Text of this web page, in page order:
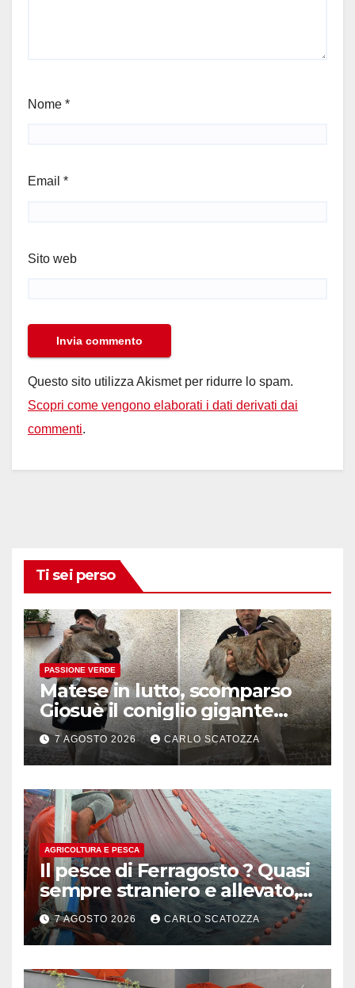
Nome *
Email *
Sito web
Questo sito utilizza Akismet per ridurre lo spam.
Scopri come vengono elaborati i dati derivati dai
commenti.
Ti sei perso
PASSIONE VERDE
Matese in lutto, scomparso
Giosuè il coniglio gigante
pluripremiato
7 AGOSTO 2026 CARLO SCATOZZA
AGRICOLTURA E PESCA
Il pesce di Ferragosto ? Quasi
sempre straniero e allevato,
in sofferenza
7 AGOSTO 2026 CARLO SCATOZZA